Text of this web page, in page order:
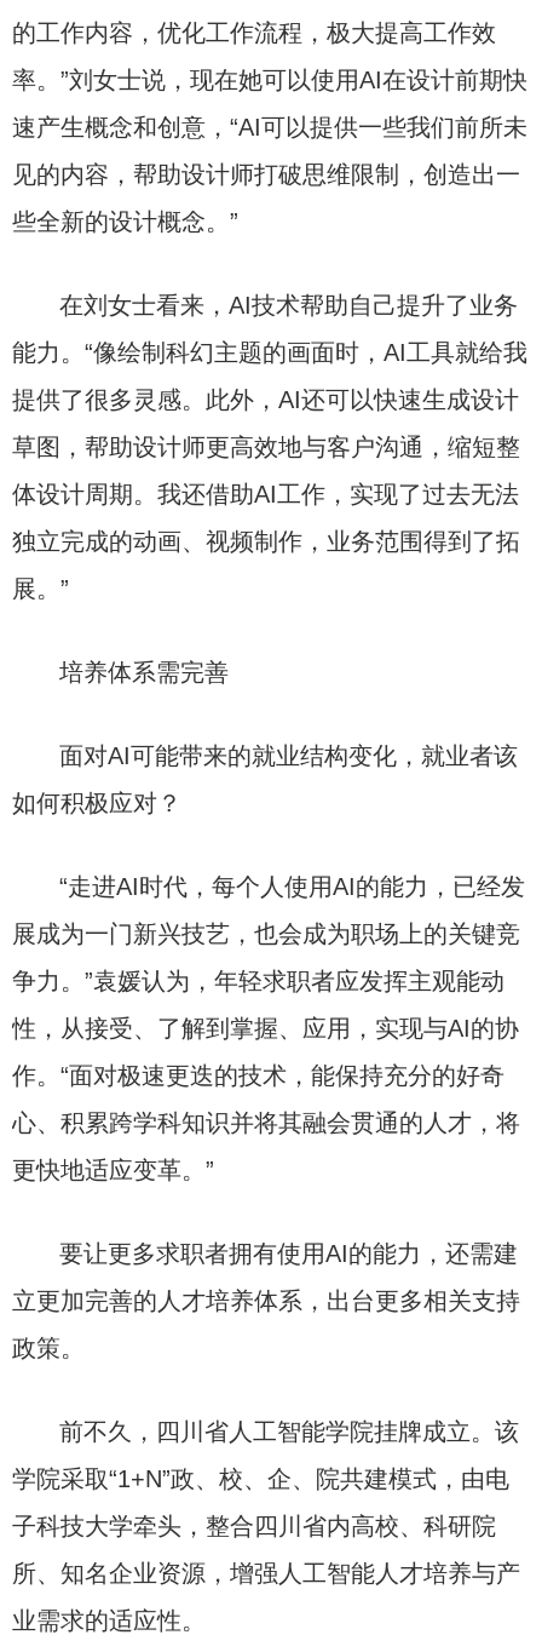
的工作内容，优化工作流程，极大提高工作效
率。”刘女士说，现在她可以使用AI在设计前期快
速产生概念和创意，“AI可以提供一些我们前所未
见的内容，帮助设计师打破思维限制，创造出一
些全新的设计概念。”
在刘女士看来，AI技术帮助自己提升了业务
能力。“像绘制科幻主题的画面时，AI工具就给我
提供了很多灵感。此外，AI还可以快速生成设计
草图，帮助设计师更高效地与客户沟通，缩短整
体设计周期。我还借助AI工作，实现了过去无法
独立完成的动画、视频制作，业务范围得到了拓
展。”
培养体系需完善
面对AI可能带来的就业结构变化，就业者该
如何积极应对？
“走进AI时代，每个人使用AI的能力，已经发
展成为一门新兴技艺，也会成为职场上的关键竞
争力。”袁媛认为，年轻求职者应发挥主观能动
性，从接受、了解到掌握、应用，实现与AI的协
作。“面对极速更迭的技术，能保持充分的好奇
心、积累跨学科知识并将其融会贯通的人才，将
更快地适应变革。”
要让更多求职者拥有使用AI的能力，还需建
立更加完善的人才培养体系，出台更多相关支持
政策。
前不久，四川省人工智能学院挂牌成立。该
学院采取“1+N”政、校、企、院共建模式，由电
子科技大学牵头，整合四川省内高校、科研院
所、知名企业资源，增强人工智能人才培养与产
业需求的适应性。